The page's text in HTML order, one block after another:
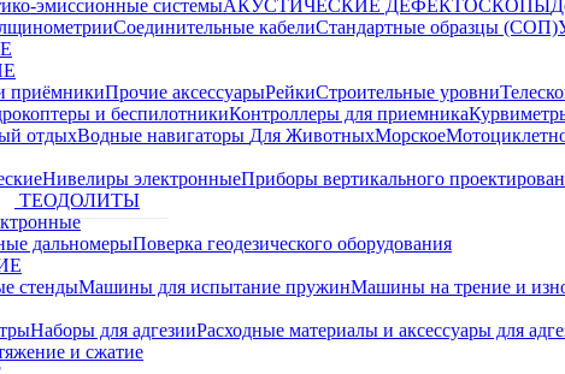
эмиссионные системыАКУСТИЧЕСКИЕ ДЕФЕКТОСКОПЫ
Соединительные кабелиСтандартные образцы (СОП)
приёмникиПрочие аксессуарыРейкиСтроительные уровни
и беспилотникиКонтроллеры для приемника
отдыхВодные навигаторы Для ЖивотныхМорское
Нивелиры электронныеПриборы вертикального
ТЕОДОЛИТЫ
дальномерыПоверка геодезического оборудования
стендыМашины для испытание пружинМашины на трение и
Наборы для адгезииРасходные материалы и аксессуары для
и сжатие